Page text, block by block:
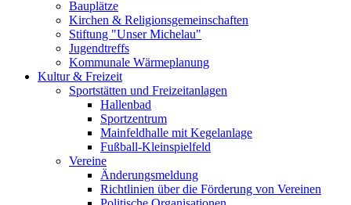
Bauplätze
Kirchen & Religionsgemeinschaften
Stiftung "Unser Michelau"
Jugendtreffs
Kommunale Wärmeplanung
Kultur & Freizeit
Sportstätten und Freizeitanlagen
Hallenbad
Sportzentrum
Mainfeldhalle mit Kegelanlage
Fußball-Kleinspielfeld
Vereine
Änderungsmeldung
Richtlinien über die Förderung von Vereinen